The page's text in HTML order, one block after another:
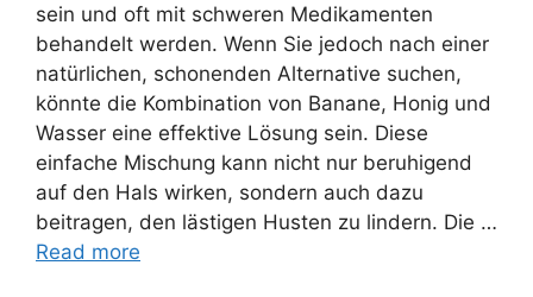
sein und oft mit schweren Medikamenten
behandelt werden. Wenn Sie jedoch nach einer
natürlichen, schonenden Alternative suchen,
könnte die Kombination von Banane, Honig und
Wasser eine effektive Lösung sein. Diese
einfache Mischung kann nicht nur beruhigend
auf den Hals wirken, sondern auch dazu
beitragen, den lästigen Husten zu lindern. Die …
Read more